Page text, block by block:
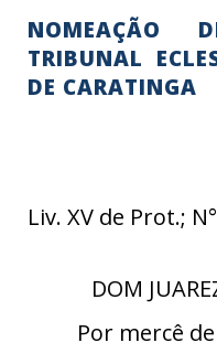
NOMEAÇÃO
TRIBUNAL
DE CARATINGA
Liv. XV de Prot.;
DOM
Por mercê